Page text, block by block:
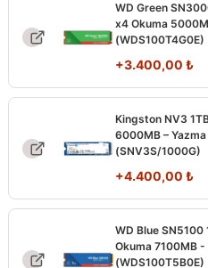
WD Green
x4 Okuma
(WDS100T4G0E)
+3.400,00 ₺
Kingston NV3
6000MB –
(SNV3S/1000G)
+4.400,00 ₺
WD Blue SN5100
Okuma 7100MB -
(WDS100T5B0E)